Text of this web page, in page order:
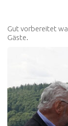
Gut vorbereitet
Gäste.